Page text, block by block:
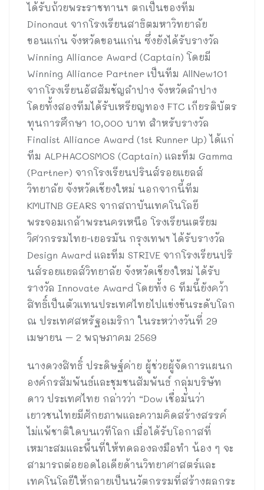
ได้รับถ้วยพระราชทานฯ ตกเป็นของทีม
Dinonaut จากโรงเรียนสาธิตมหาวิทยาลัย
ขอนแก่น จังหวัดขอนแก่น ซึ่งยังได้รับรางวัล
Winning Alliance Award (Captain) โดยมี
Winning Alliance Partner เป็นทีม AllNew101
จากโรงเรียนอัสสัมชัญลำปาง จังหวัดลำปาง
โดยทั้งสองทีมได้รับเหรียญทอง FTC เกียรติบัตร
ทุนการศึกษา 10,000 บาท สำหรับรางวัล
Finalist Alliance Award (1st Runner Up) ได้แก่
ทีม ALPHACOSMOS (Captain) และทีม Gamma
(Partner) จากโรงเรียนปรินส์รอยแยลส์
วิทยาลัย จังหวัดเชียงใหม่ นอกจากนี้ทีม
KMUTNB GEARS จากสถาบันเทคโนโลยี
พระจอมเกล้าพระนครเหนือ โรงเรียนเตรียม
วิศวกรรมไทย-เยอรมัน กรุงเทพฯ ได้รับรางวัล
Design Award และทีม STRIVE จากโรงเรียนปริ
นส์รอยแยลส์วิทยาลัย จังหวัดเชียงใหม่ ได้รับ
รางวัล Innovate Award โดยทั้ง 6 ทีมนี้ยังคว้า
สิทธิ์เป็นตัวแทนประเทศไทยไปแข่งขันระดับโลก
ณ ประเทศสหรัฐอเมริกา ในระหว่างวันที่ 29
เมษายน – 2 พฤษภาคม 2569
นางดวงสิทธิ์ ประดิษฐ์ค่าย ผู้ช่วยผู้จัดการแผนก
องค์กรสัมพันธ์และชุมชนสัมพันธ์ กลุ่มบริษัท
ดาว ประเทศไทย กล่าวว่า “Dow เชื่อมั่นว่า
เยาวชนไทยมีศักยภาพและความคิดสร้างสรรค์
ไม่แพ้ชาติใดบนเวทีโลก เมื่อได้รับโอกาสที่
เหมาะสมและพื้นที่ให้ทดลองลงมือทำ น้อง ๆ จะ
สามารถต่อยอดไอเดียด้านวิทยาศาสตร์และ
เทคโนโลยีให้กลายเป็นนวัตกรรมที่สร้างผลกระ